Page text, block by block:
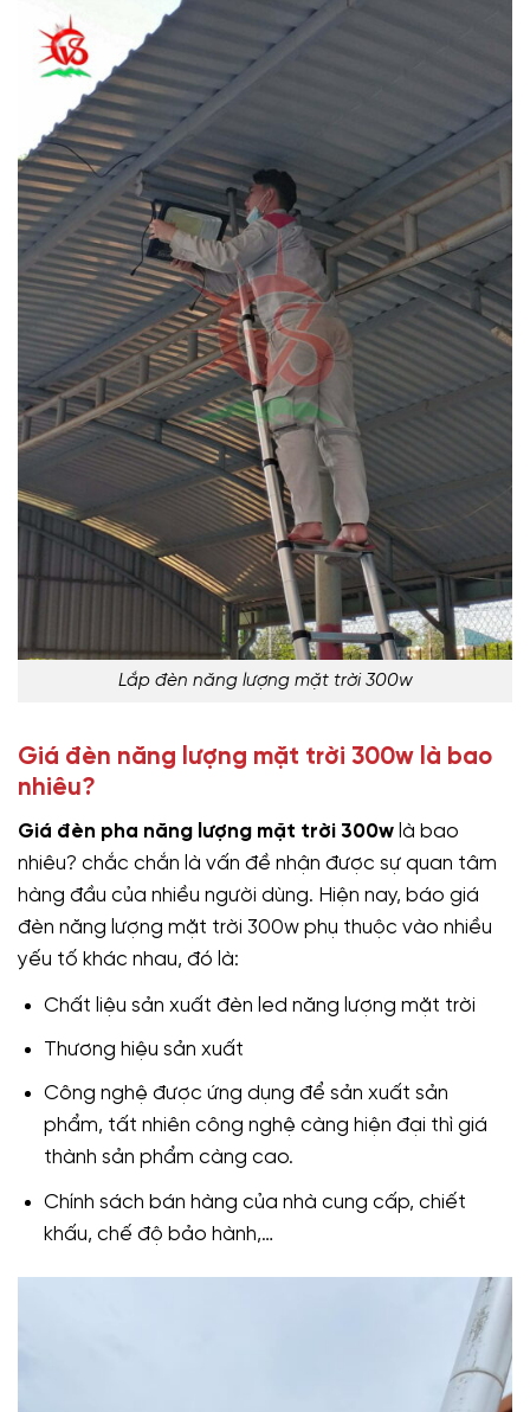
Lắp đèn năng lượng mặt trời 300w
Giá đèn năng lượng mặt trời 300w là bao
nhiêu?
Giá đèn pha năng lượng mặt trời 300w là bao
nhiêu? chắc chắn là vấn đề nhận được sự quan tâm
hàng đầu của nhiều người dùng. Hiện nay, báo giá
đèn năng lượng mặt trời 300w phụ thuộc vào nhiều
yếu tố khác nhau, đó là:
Chất liệu sản xuất đèn led năng lượng mặt trời
Thương hiệu sản xuất
Công nghệ được ứng dụng để sản xuất sản
phẩm, tất nhiên công nghệ càng hiện đại thì giá
thành sản phẩm càng cao.
Chính sách bán hàng của nhà cung cấp, chiết
khấu, chế độ bảo hành,…